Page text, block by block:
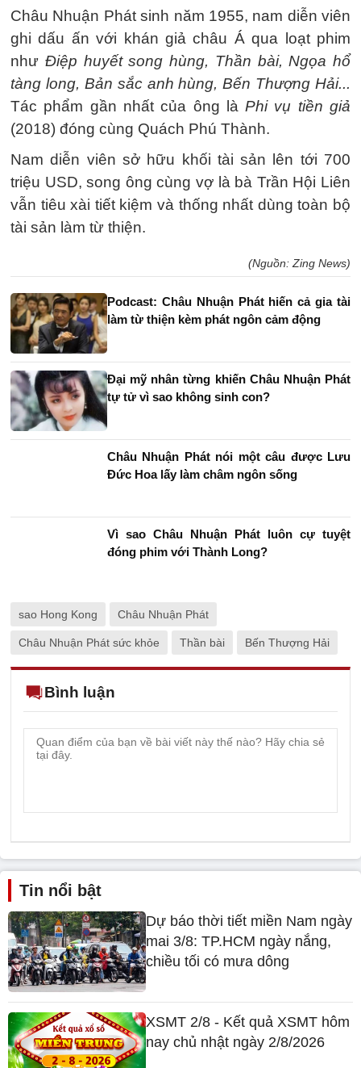
Châu Nhuận Phát sinh năm 1955, nam diễn viên
ghi dấu ấn với khán giả châu Á qua loạt phim
như Điệp huyết song hùng, Thần bài, Ngọa hổ
tàng long, Bản sắc anh hùng, Bến Thượng Hải...
Tác phẩm gần nhất của ông là Phi vụ tiền giả
(2018) đóng cùng Quách Phú Thành.
Nam diễn viên sở hữu khối tài sản lên tới 700
triệu USD, song ông cùng vợ là bà Trần Hội Liên
vẫn tiêu xài tiết kiệm và thống nhất dùng toàn bộ
tài sản làm từ thiện.
(Nguồn: Zing News)
Podcast: Châu Nhuận Phát hiến cả gia tài
làm từ thiện kèm phát ngôn cảm động
Đại mỹ nhân từng khiến Châu Nhuận Phát
tự tử vì sao không sinh con?
Châu Nhuận Phát nói một câu được Lưu
Đức Hoa lấy làm châm ngôn sống
Vì sao Châu Nhuận Phát luôn cự tuyệt
đóng phim với Thành Long?
sao Hong Kong Châu Nhuận Phát
Châu Nhuận Phát sức khỏe Thần bài Bến Thượng Hải
Bình luận
Tin nổi bật
Dự báo thời tiết miền Nam ngày
mai 3/8: TP.HCM ngày nắng,
chiều tối có mưa dông
XSMT 2/8 - Kết quả XSMT hôm
nay chủ nhật ngày 2/8/2026